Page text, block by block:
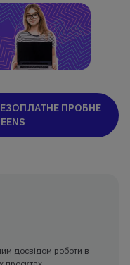
ПРОБНЕ
досвідом роботи в